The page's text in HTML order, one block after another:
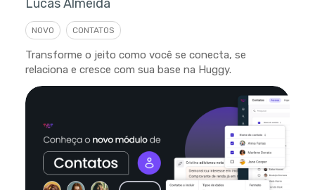
Lucas Almeida
NOVO CONTATOS
Transforme o jeito como você se conecta, se
relaciona e cresce com sua base na Huggy.